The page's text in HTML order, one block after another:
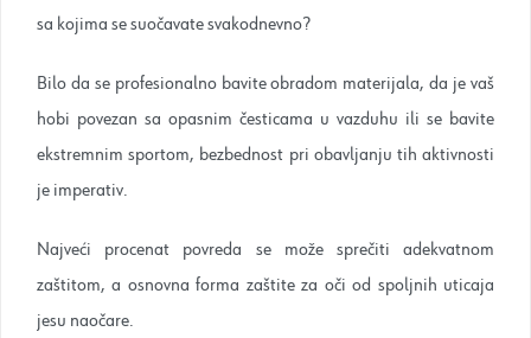
sa kojima se suočavate svakodnevno?
Bilo da se profesionalno bavite obradom materijala, da je vaš
hobi povezan sa opasnim česticama u vazduhu ili se bavite
ekstremnim sportom, bezbednost pri obavljanju tih aktivnosti
je imperativ.
Najveći procenat povreda se može sprečiti adekvatnom
zaštitom, a osnovna forma zaštite za oči od spoljnih uticaja
jesu naočare.